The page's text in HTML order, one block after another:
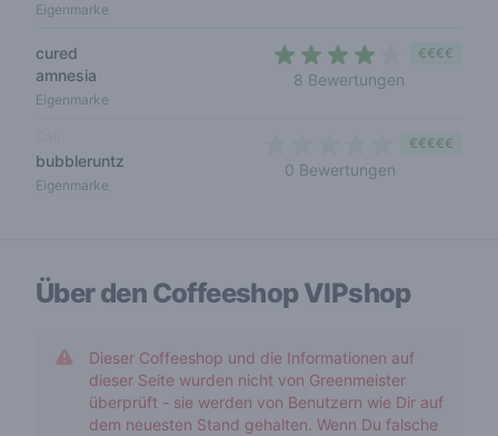
Eigenmarke
cured
amnesia
Eigenmarke
8 Bewertungen
€€€€
bubbleruntz
Eigenmarke
0 Bewertungen
€€€€€
Über den CoffeeshopVIPshop
Dieser Coffeeshop und die Informationen auf
dieser Seite wurden nicht von Greenmeister
überprüft - sie werden von Benutzern wie Dir auf
dem neuesten Stand gehalten. Wenn Du falsche